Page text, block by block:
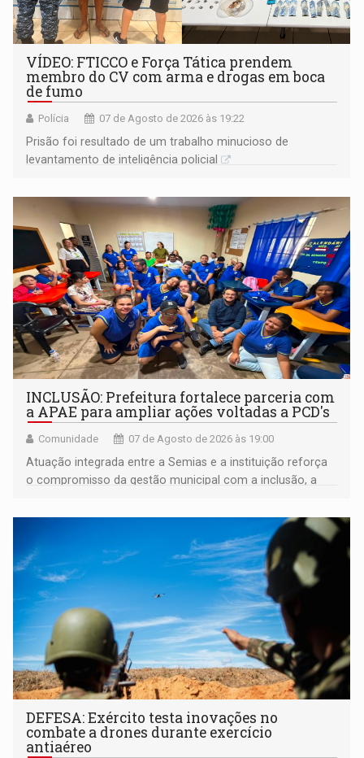
VÍDEO: FTICCO e Força Tática prendem
membro do CV com arma e drogas em boca
de fumo
Polícia 07 de Agosto de 2026 às 19:22
Prisão foi resultado de um trabalho minucioso de
levantamento de inteligência policial
INCLUSÃO: Prefeitura fortalece parceria com
a APAE para ampliar ações voltadas a PCD's
Comunidade 07 de Agosto de 2026 às 19:00
Atuação integrada entre a Semias e a instituição reforça
o compromisso da gestão municipal com a inclusão, a
DEFESA: Exército testa inovações no
combate a drones durante exercício
antiaéreo